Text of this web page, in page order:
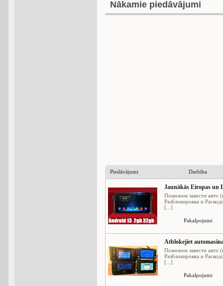
Nākamie piedāvājumi
Piedāvājumi Darbība
Jaunākās Eiropas un
Поможем завести авто
Разблокировка и
[...]
Pakalpojumi
Atblokejiet
Поможем завести авто
Разблокировка и
[...]
Pakalpojumi